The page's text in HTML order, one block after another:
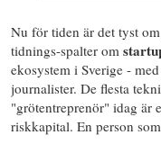
Nu för tiden är det tyst
tidnings-spalter om
ekosystem i Sverige -
journalister. De flesta
"grötentreprenör" idag är
riskkapital. En person